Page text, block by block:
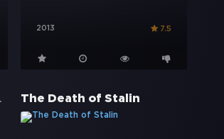
2013 7.5
Ente The Death of Stalin